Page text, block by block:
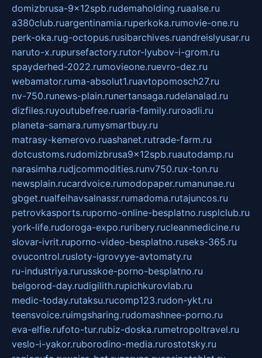
domizbrusa-9x12spb.rudemaholding.ruaalse.ru
a380club.ruargentinamia.ruperkoka.rumovie-one.ru
perk-oka.rug-octopus.rusibarchives.ruandreislyusar.ru
naruto-x.rupursefactory.rutor-lyubov-i-grom.ru
spayderhed-2022.rumovieone.ruevro-dez.ru
webamator.ruma-absolut1.ruavtopomosch27.ru
nv-750.runews-plain.runertansaga.rudelanalad.ru
dizfiles.ruyoutubefree.ruaria-family.ruroadli.ru
planeta-samara.rumysmartbuy.ru
matrasy-kemerovo.ruashanet.rutrade-farm.ru
dotcustoms.rudomizbrusa9x12spb.ruautodamp.ru
narasimha.rudjcommodities.runv750.rux-ton.ru
newsplain.rucardvoice.rumodopaper.rumanunae.ru
gbget.rualfeihavsalnassr.rumadoma.rutajuncos.ru
petrovkasports.ruporno-online-besplatno.rusplclub.ru
york-life.rudoroga-expo.ruribery.rucleanmedicine.ru
slovar-ivrit.ruporno-video-besplatno.ruseks-365.ru
ovucontrol.rusloty-igrovyye-avtomaty.ru
ru-industriya.rurusskoe-porno-besplatno.ru
belgorod-day.rudigilith.rupichkurovlab.ru
medic-today.rutaksu.rucomp123.rudon-ykt.ru
teensvoice.ruimgsharing.rudomashnee-porno.ru
eva-elfie.rufoto-tur.rubiz-doska.rumetropoltravel.ru
veslo-i-yakor.ruborodino-media.rurostotsky.ru